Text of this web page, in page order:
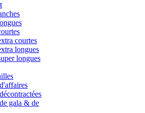
courtes
longues
longues
gala & de